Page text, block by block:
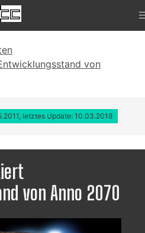
von
letztes Update: 10.03.2018
von Anno 2070